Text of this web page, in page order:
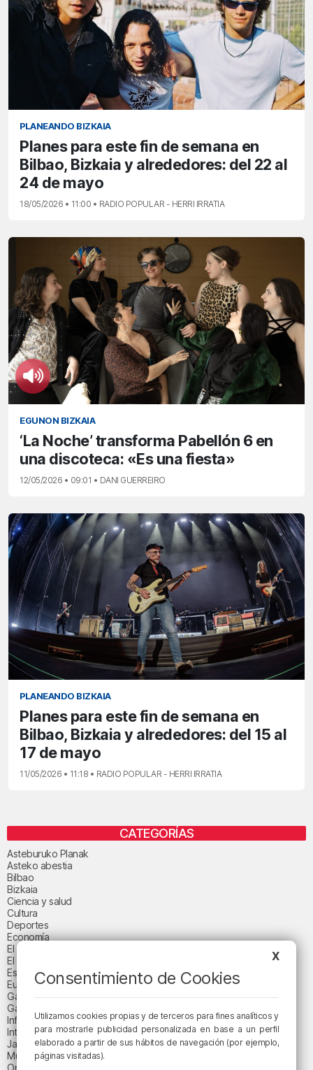
PLANEANDO BIZKAIA
Planes para este fin de semana en
Bilbao, Bizkaia y alrededores: del 22 al
24 de mayo
18/05/2026 • 11:00 • RADIO POPULAR - HERRI IRRATIA
EGUNON BIZKAIA
‘La Noche’ transforma Pabellón 6 en
una discoteca: «Es una fiesta»
12/05/2026 • 09:01 • DANI GUERREIRO
PLANEANDO BIZKAIA
Planes para este fin de semana en
Bilbao, Bizkaia y alrededores: del 15 al
17 de mayo
11/05/2026 • 11:18 • RADIO POPULAR - HERRI IRRATIA
CATEGORÍAS
Asteburuko Planak
Asteko abestia
Bilbao
Bizkaia
Ciencia y salud
Cultura
Deportes
Economía
El paisaje de la semana
El paisaje del día
Espacio patrocinado
Euskadi
Gastronomía
Gaurko abestia
Informativos
Internacional
Jaialdi 2025
Música
Opinión
X
Consentimiento de Cookies
Utilizamos cookies propias y de terceros para fines analíticos y
para mostrarle publicidad personalizada en base a un perfil
elaborado a partir de sus hábitos de navegación (por ejemplo,
páginas visitadas).